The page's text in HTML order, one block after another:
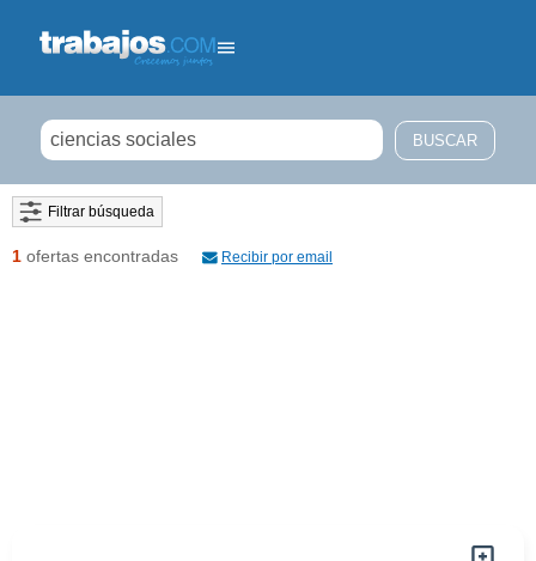
Filtrar búsqueda
1 ofertas encontradas Recibir por email